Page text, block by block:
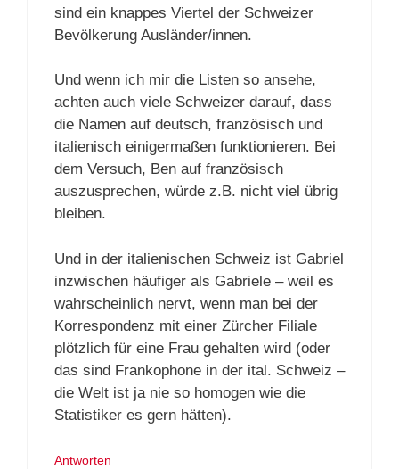
sind ein knappes Viertel der Schweizer
Bevölkerung Ausländer/innen.
Und wenn ich mir die Listen so ansehe,
achten auch viele Schweizer darauf, dass
die Namen auf deutsch, französisch und
italienisch einigermaßen funktionieren. Bei
dem Versuch, Ben auf französisch
auszusprechen, würde z.B. nicht viel übrig
bleiben.
Und in der italienischen Schweiz ist Gabriel
inzwischen häufiger als Gabriele – weil es
wahrscheinlich nervt, wenn man bei der
Korrespondenz mit einer Zürcher Filiale
plötzlich für eine Frau gehalten wird (oder
das sind Frankophone in der ital. Schweiz –
die Welt ist ja nie so homogen wie die
Statistiker es gern hätten).
Antworten